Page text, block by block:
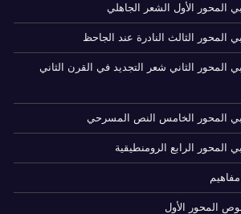
المحور الأول الشعر الجاهلي
المحور الثالث النادرة عند الجاحظ
المحور الثاني شعر التجديد في القرن الثاني
المحور الخامس النص المسرحي
المحور الرابع الرومنطيقية
المحور الأول